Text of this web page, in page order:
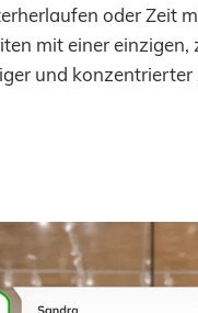
oder Zeit
mit einer
und